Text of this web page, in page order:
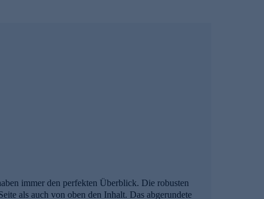
immer den perfekten Überblick. Die robusten
als auch von oben den Inhalt. Das abgerundete